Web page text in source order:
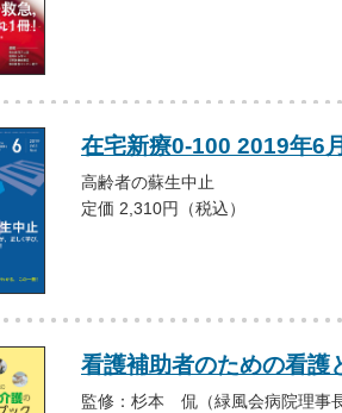
在宅新療0-100 2019年6
高齢者の蘇生中止
定価 2,310円（税込）
看護補助者のための看護
監修：杉本 侃（緑風会病院理事長